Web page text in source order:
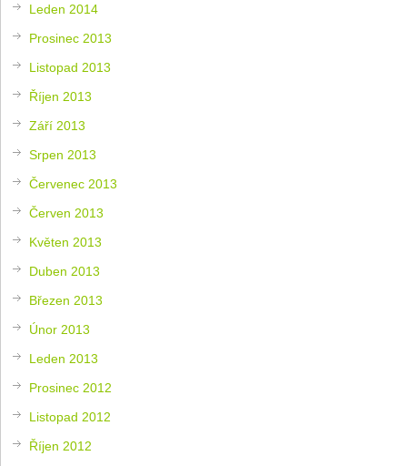
Leden 2014
Prosinec 2013
Listopad 2013
Říjen 2013
Září 2013
Srpen 2013
Červenec 2013
Červen 2013
Květen 2013
Duben 2013
Březen 2013
Únor 2013
Leden 2013
Prosinec 2012
Listopad 2012
Říjen 2012